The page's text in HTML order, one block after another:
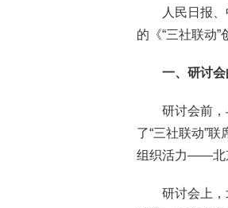
人民日报
的《“三社联动
一、研讨
研讨会前
了“三社联动”
组织活力——北
研讨会上